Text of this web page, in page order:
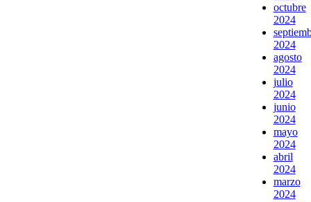
octubre
2024
2024
agosto
2024
julio
2024
junio
2024
mayo
2024
abril
2024
marzo
2024